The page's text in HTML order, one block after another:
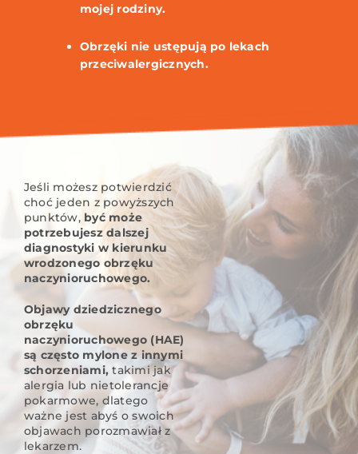
mojej rodziny.
Obrzęki nie ustępują po lekach
przeciwalergicznych.
Jeśli możesz potwierdzić
choć jeden z powyższych
punktów, być może
potrzebujesz dalszej
diagnostyki w kierunku
wrodzonego obrzęku
naczynioruchowego.
Objawy dziedzicznego
obrzęku
naczynioruchowego (HAE)
są często mylone z innymi
schorzeniami, takimi jak
alergia lub nietolerancje
pokarmowe, dlatego
ważne jest abyś o swoich
objawach porozmawiał z
lekarzem.